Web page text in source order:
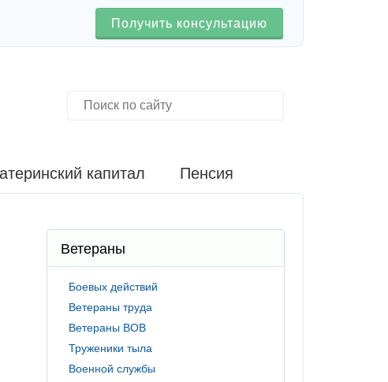
капитал Пенсия
Ветераны
Боевых действий
Ветераны труда
Ветераны ВОВ
Труженики тыла
Военной службы
Получить консультацию